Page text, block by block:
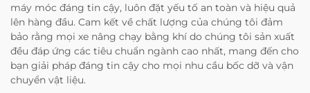
máy móc đáng tin cậy, luôn đặt yếu tố an toàn và hiệu quả
lên hàng đầu. Cam kết về chất lượng của chúng tôi đảm
bảo rằng mọi xe nâng chạy bằng khí do chúng tôi sản xuất
đều đáp ứng các tiêu chuẩn ngành cao nhất, mang đến cho
bạn giải pháp đáng tin cậy cho mọi nhu cầu bốc dỡ và vận
chuyển vật liệu.